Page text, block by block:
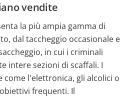
vendite
la più ampia gamma di
dal taccheggio occasionale e
in cui i criminali
intere sezioni di scaffali. I
l'elettronica, gli alcolici o
frequenti. Il